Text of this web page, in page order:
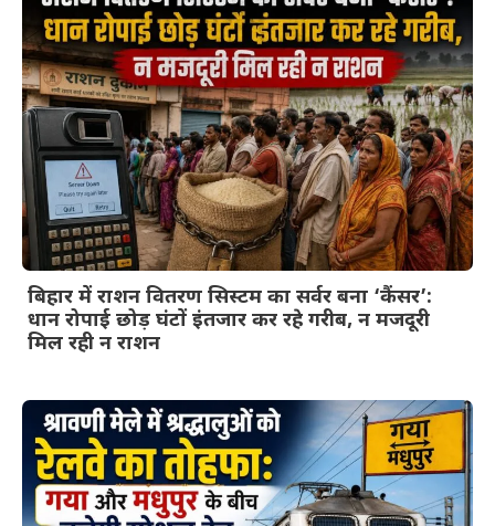
बिहार में राशन वितरण सिस्टम का सर्वर बना ‘कैंसर’:
धान रोपाई छोड़ घंटों इंतजार कर रहे गरीब, न मजदूरी
मिल रही न राशन